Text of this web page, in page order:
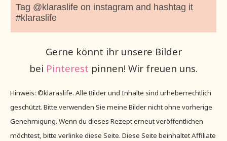
Tag @klaraslife on instagram and hashtag it
#klaraslife
Gerne könnt ihr unsere Bilder
bei Pinterest pinnen! Wir freuen uns.
Hinweis: ©klaraslife. Alle Bilder und Inhalte sind urheberrechtlich
geschützt. Bitte verwenden Sie meine Bilder nicht ohne vorherige
Genehmigung. Wenn du dieses Rezept erneut veröffentlichen
möchtest, bitte verlinke diese Seite. Diese Seite beinhaltet Affiliate